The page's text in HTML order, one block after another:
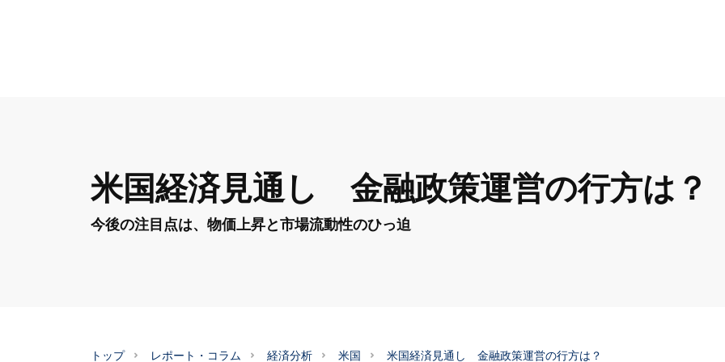
米国経済見通し 金融政策運営の行方は？
今後の注目点は、物価上昇と市場流動性のひっ迫
トップ レポート・コラム 経済分析 米国 米国経済見通し 金融政策運営の行方は？